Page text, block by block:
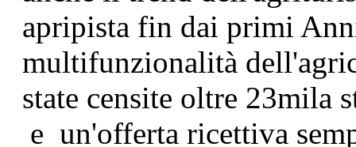
apripista fin dai primi
multifunzionalità
state censite oltre 23mila
e un'offerta ricettiva